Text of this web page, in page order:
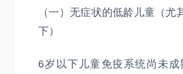
（一）无症状的低龄儿童（尤
下）
6岁以下儿童免疫系统尚未成